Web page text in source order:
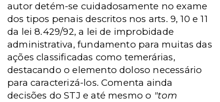
autor detém-se cuidadosamente no exame
dos tipos penais descritos nos arts. 9, 10 e 11
da lei 8.429/92, a lei de improbidade
administrativa, fundamento para muitas das
ações classificadas como temerárias,
destacando o elemento doloso necessário
para caracterizá-los. Comenta ainda
decisões do STJ e até mesmo o "tom